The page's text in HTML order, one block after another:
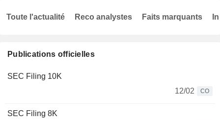
Publications officielles
SEC Filing 10K
12/02
CO
SEC Filing 8K
Toute l'actualité Reco analystes Faits marquants